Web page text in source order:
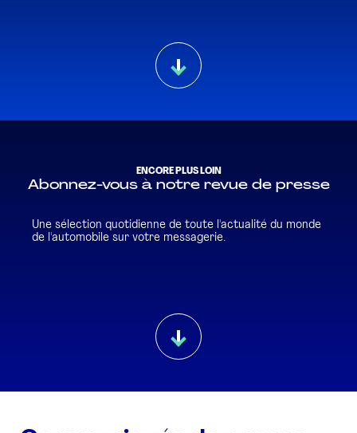
ENCORE PLUS LOIN
Abonnez-vous à notre revue de presse
Une sélection quotidienne de toute l'actualité du monde
de l'automobile sur votre messagerie.